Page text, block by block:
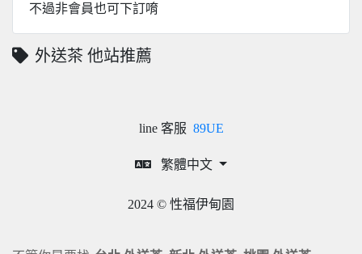
不過非會員也可下訂唷
外送茶 他站推薦
line 客服 89UE
繁體中文
2024 © 性福伊甸園